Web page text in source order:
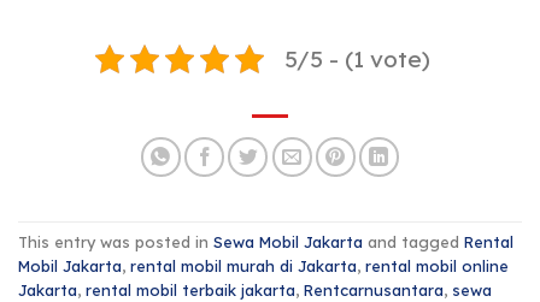
5/5 - (1 vote)
This entry was posted in Sewa Mobil Jakarta and tagged Rental
Mobil Jakarta, rental mobil murah di Jakarta, rental mobil online
Jakarta, rental mobil terbaik jakarta, Rentcarnusantara, sewa